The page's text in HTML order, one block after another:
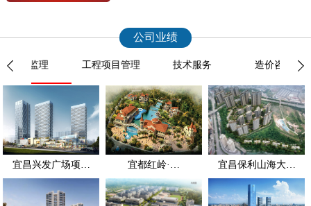
公司业绩
工程监理 工程项目管理 技术服务 造价咨询
宜昌兴发广场项… 宜都红岭·… 宜昌保利山海大…